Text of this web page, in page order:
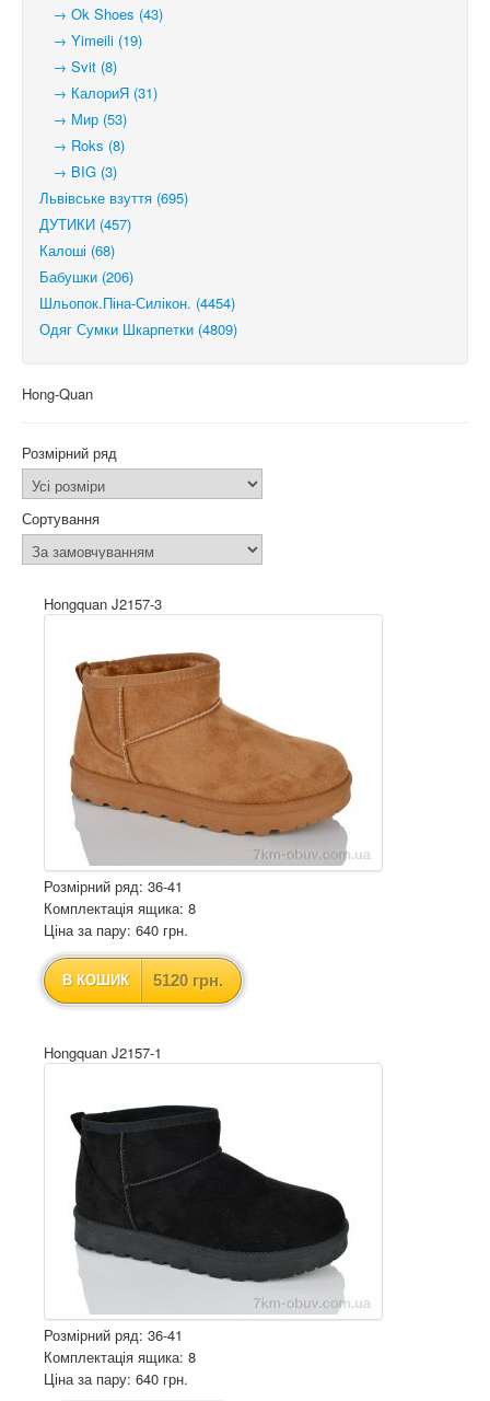
→ Ok Shoes (43)
→ Yimeili (19)
→ Svit (8)
→ КалориЯ (31)
→ Мир (53)
→ Roks (8)
→ BIG (3)
Львівське взуття (695)
ДУТИКИ (457)
Калоші (68)
Бабушки (206)
Шльопок.Піна-Силікон. (4454)
Одяг Сумки Шкарпетки (4809)
Hong-Quan
Розмірний ряд
Сортування
Hongquan J2157-3
Розмірний ряд: 36-41
Комплектація ящика: 8
Ціна за пару: 640 грн.
В КОШИК 5120 грн.
Hongquan J2157-1
Розмірний ряд: 36-41
Комплектація ящика: 8
Ціна за пару: 640 грн.